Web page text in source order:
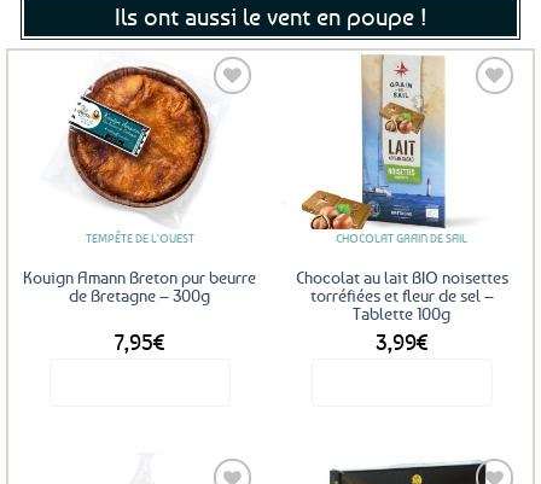
Ils ont aussi le vent en poupe !
Ajouter
TEMPÊTE DE L'OUEST
Kouign Amann Breton pur beurre
de Bretagne – 300g
7,95€
CHOCOLAT GRAIN DE SAIL
Chocolat au lait BIO noisettes
torréfiées et fleur de sel –
Tablette 100g
3,99€